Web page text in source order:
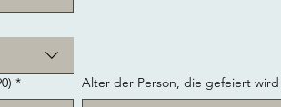
* Alter der Person, die gefeiert wird